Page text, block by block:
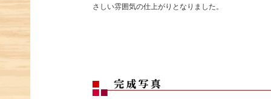
さしい雰囲気の仕上がりとなりました。